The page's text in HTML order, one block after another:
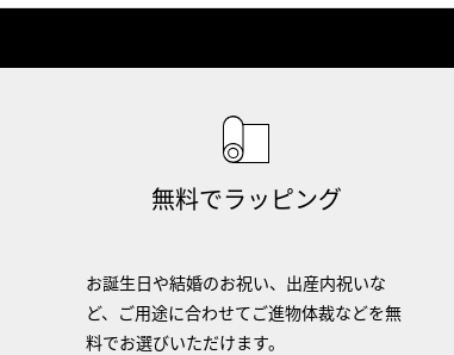
無料でラッピング
お誕生日や結婚のお祝い、出産内祝いな
ど、ご用途に合わせてご進物体裁などを無
料でお選びいただけます。